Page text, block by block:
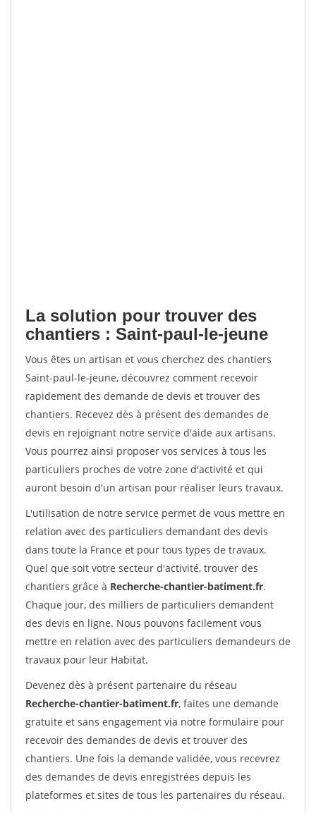
La solution pour trouver des
chantiers : Saint-paul-le-jeune
Vous êtes un artisan et vous cherchez des chantiers
Saint-paul-le-jeune, découvrez comment recevoir
rapidement des demande de devis et trouver des
chantiers. Recevez dès à présent des demandes de
devis en rejoignant notre service d'aide aux artisans.
Vous pourrez ainsi proposer vos services à tous les
particuliers proches de votre zone d'activité et qui
auront besoin d'un artisan pour réaliser leurs travaux.
L'utilisation de notre service permet de vous mettre en
relation avec des particuliers demandant des devis
dans toute la France et pour tous types de travaux.
Quel que soit votre secteur d'activité, trouver des
chantiers grâce à Recherche-chantier-batiment.fr.
Chaque jour, des milliers de particuliers demandent
des devis en ligne. Nous pouvons facilement vous
mettre en relation avec des particuliers demandeurs de
travaux pour leur Habitat.
Devenez dès à présent partenaire du réseau
Recherche-chantier-batiment.fr, faites une demande
gratuite et sans engagement via notre formulaire pour
recevoir des demandes de devis et trouver des
chantiers. Une fois la demande validée, vous recevrez
des demandes de devis enregistrées depuis les
plateformes et sites de tous les partenaires du réseau.